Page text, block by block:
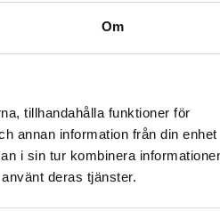
Om
tillhandahålla funktioner för
annan information från din enhet
i sin tur kombinera
deras tjänster.